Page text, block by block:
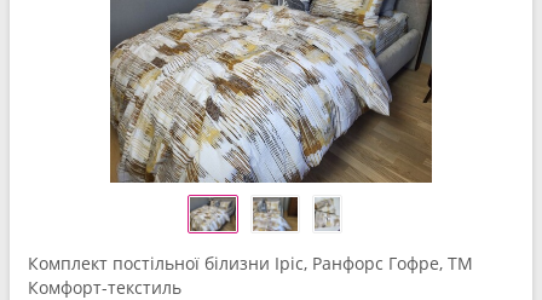
Комплект постільної білизни Іріс, Ранфорс Гофре, ТМ
Комфорт-текстиль